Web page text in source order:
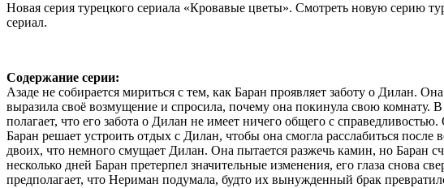
Новая серия турецкого сериала «Кровавые цветы». Смотреть новую серию
сериал.
Содержание серии:
Азаде не собирается мириться с тем, как Баран проявляет заботу о Дилан.
выразила своё возмущение и спросила, почему она покинула свою комнату.
полагает, что его забота о Дилан не имеет ничего общего с
Баран решает устроить отдых с Дилан, чтобы она смогла расслабиться
двоих, что немного смущает Дилан. Она пытается разжечь камин, но Баран
несколько дней Баран претерпел значительные изменения, его глаза снова
предполагает, что Нериман подумала, будто их вынужденный брак